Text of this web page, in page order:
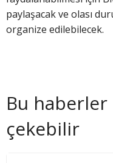
paylaşacak ve olası
organize edilebilecek.
Bu
çekebilir